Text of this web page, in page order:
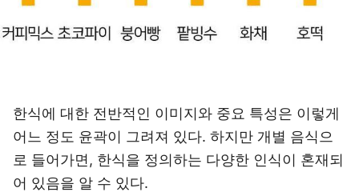
한식에 대한 전반적인 이미지와 중요 특성은 이렇게
어느 정도 윤곽이 그려져 있다. 하지만 개별 음식으
로 들어가면, 한식을 정의하는 다양한 인식이 혼재되
어 있음을 알 수 있다.